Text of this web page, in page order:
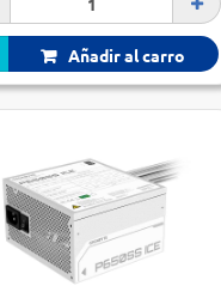
Añadir al carro